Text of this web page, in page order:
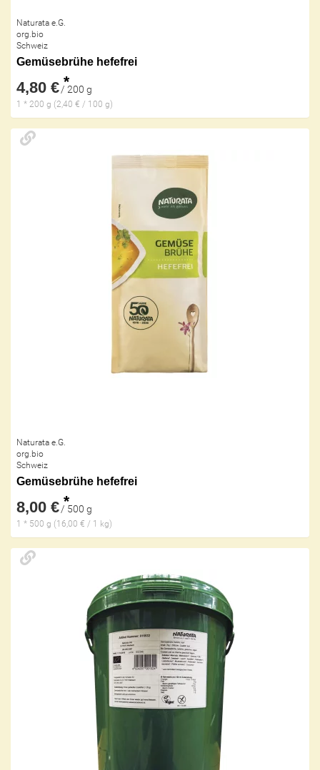
Naturata e.G.
org.bio
Schweiz
Gemüsebrühe hefefrei
4,80 € *
/ 200 g
1 * 200 g (2,40 € / 100 g)
Naturata e.G.
org.bio
Schweiz
Gemüsebrühe hefefrei
8,00 € *
/ 500 g
1 * 500 g (16,00 € / 1 kg)